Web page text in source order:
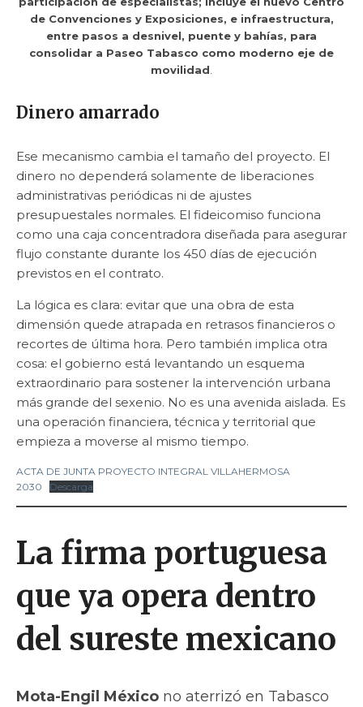
de Convenciones y Exposiciones, e infraestructura,
entre pasos a desnivel, puente y bahías, para
consolidar a Paseo Tabasco como moderno eje de
movilidad
Dinero amarrado
Ese mecanismo cambia el tamaño del proyecto. El
dinero no dependerá solamente de liberaciones
administrativas periódicas ni de ajustes
presupuestales normales. El fideicomiso funciona
como una caja concentradora diseñada para asegurar
flujo constante durante los 450 días de ejecución
previstos en el contrato.
La lógica es clara: evitar que una obra de esta
dimensión quede atrapada en retrasos financieros o
recortes de última hora. Pero también implica otra
cosa: el gobierno está levantando un esquema
extraordinario para sostener la intervención urbana
más grande del sexenio. No es una avenida aislada. Es
una operación financiera, técnica y territorial que
empieza a moverse al mismo tiempo.
ACTA DE JUNTA PROYECTO INTEGRAL VILLAHERMOSA
2030
Descarga
La firma portuguesa
que ya opera dentro
del sureste mexicano
Mota-Engil México no aterrizó en Tabasco